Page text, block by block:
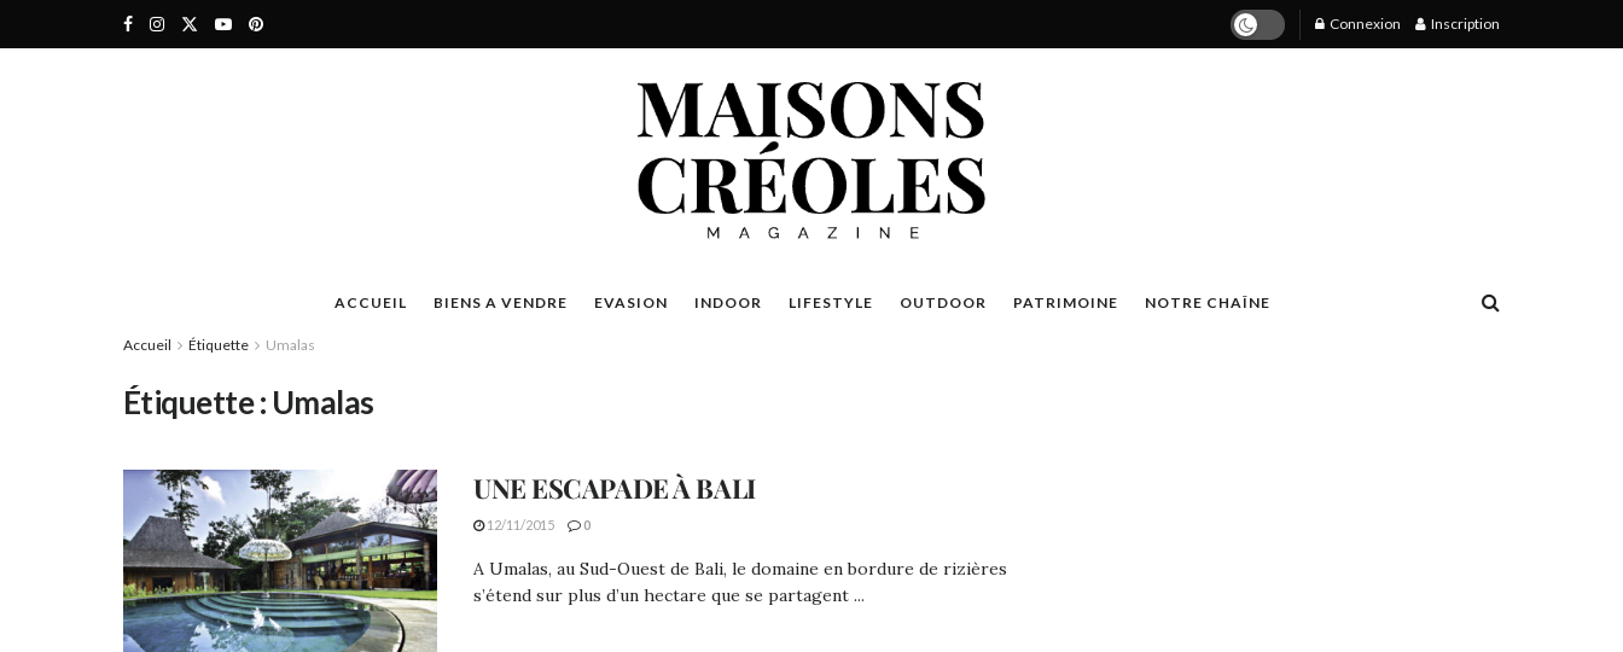
Connexion Inscription
ACCUEIL BIENS A VENDRE EVASION INDOOR LIFESTYLE OUTDOOR PATRIMOINE NOTRE CHAÎNE
Accueil Étiquette Umalas
Étiquette : Umalas
UNE ESCAPADE À BALI
12/11/2015 0
A Umalas, au Sud-Ouest de Bali, le domaine en bordure de rizières
s’étend sur plus d’un hectare que se partagent ...